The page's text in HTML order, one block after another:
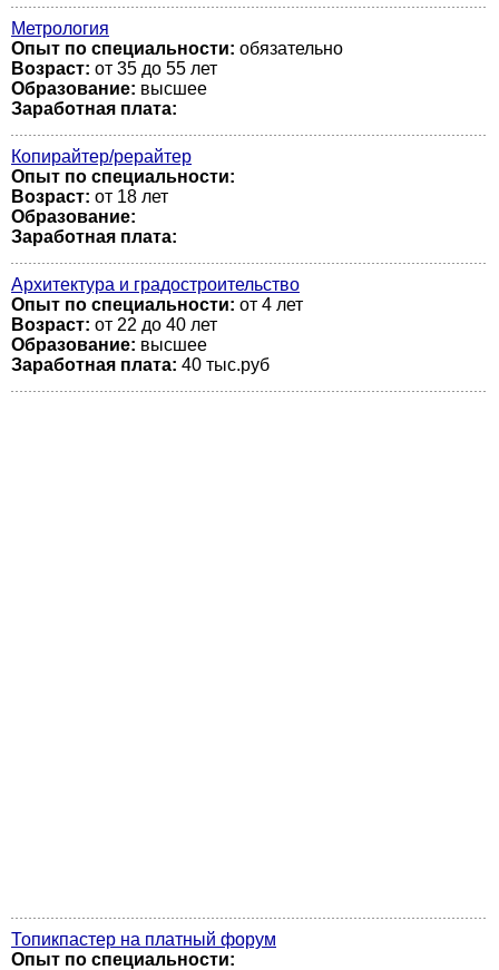
Метрология
Опыт по специальности: обязательно
Возраст: от 35 до 55 лет
Образование: высшее
Заработная плата:
Копирайтер/рерайтер
Опыт по специальности:
Возраст: от 18 лет
Образование:
Заработная плата:
Архитектура и градостроительство
Опыт по специальности: от 4 лет
Возраст: от 22 до 40 лет
Образование: высшее
Заработная плата: 40 тыс.руб
Топикпастер на платный форум
Опыт по специальности: